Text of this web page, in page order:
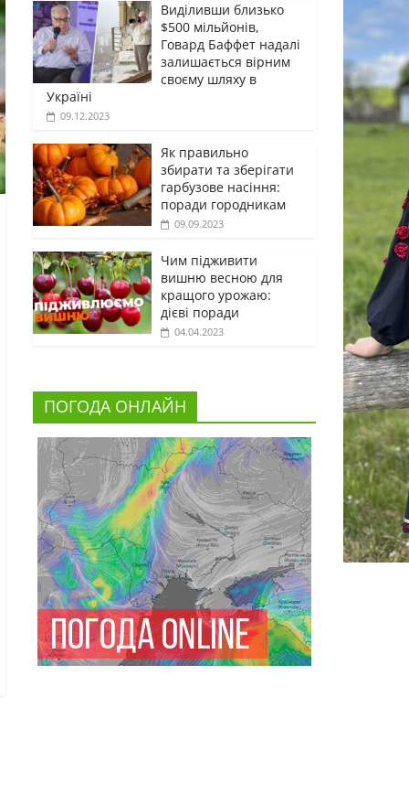
Виділивши близько
$500 мільйонів,
Говард Баффет надалі
залишається вірним
своєму шляху в
Україні
09.12.2023
Як правильно
збирати та зберігати
гарбузове насіння:
поради городникам
09.09.2023
Чим підживити
вишню весною для
кращого урожаю:
дієві поради
04.04.2023
ПОГОДА ОНЛАЙН